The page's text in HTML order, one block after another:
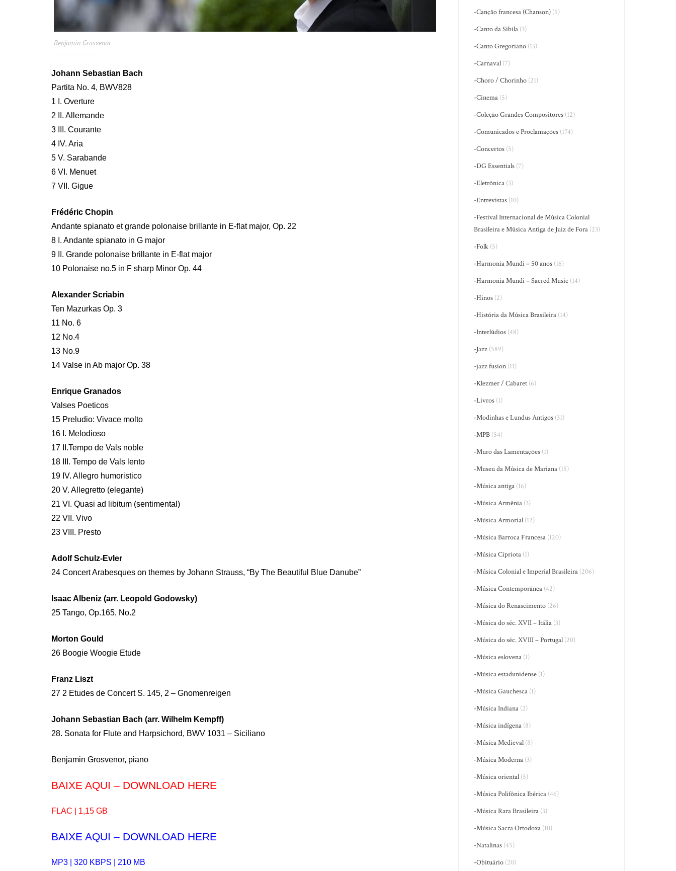
Benjamin Grosvenor
Johann Sebastian Bach
Partita No. 4, BWV828
1 I. Overture
2 II. Allemande
3 III. Courante
4 IV. Aria
5 V. Sarabande
6 VI. Menuet
7 VII. Gigue
Frédéric Chopin
Andante spianato et grande polonaise brillante in E-flat major, Op. 22
8 I. Andante spianato in G major
9 II. Grande polonaise brillante in E-flat major
10 Polonaise no.5 in F sharp Minor Op. 44
Alexander Scriabin
Ten Mazurkas Op. 3
11 No. 6
12 No.4
13 No.9
14 Valse in Ab major Op. 38
Enrique Granados
Valses Poeticos
15 Preludio: Vivace molto
16 I. Melodioso
17 II.Tempo de Vals noble
18 III. Tempo de Vals lento
19 IV. Allegro humoristico
20 V. Allegretto (elegante)
21 VI. Quasi ad libitum (sentimental)
22 VII. Vivo
23 VIII. Presto
Adolf Schulz-Evler
24 Concert Arabesques on themes by Johann Strauss, “By The Beautiful Blue Danube”
Isaac Albeniz (arr. Leopold Godowsky)
25 Tango, Op.165, No.2
Morton Gould
26 Boogie Woogie Etude
Franz Liszt
27 2 Etudes de Concert S. 145, 2 – Gnomenreigen
Johann Sebastian Bach (arr. Wilhelm Kempff)
28. Sonata for Flute and Harpsichord, BWV 1031 – Siciliano
Benjamin Grosvenor, piano
BAIXE AQUI – DOWNLOAD HERE
FLAC | 1,15 GB
BAIXE AQUI – DOWNLOAD HERE
MP3 | 320 KBPS | 210 MB
-Canção francesa (Chanson) (5)
-Canto da Sibila (3)
-Canto Gregoriano (13)
-Carnaval (7)
-Choro / Chorinho (21)
-Cinema (5)
-Coleção Grandes Compositores (12)
-Comunicados e Proclamações (174)
-Concertos (5)
-DG Essentials (7)
-Eletrônica (3)
-Entrevistas (10)
-Festival Internacional de Música Colonial
Brasileira e Música Antiga de Juiz de Fora (23)
-Folk (5)
-Harmonia Mundi – 50 anos (16)
-Harmonia Mundi – Sacred Music (14)
-Hinos (2)
-História da Música Brasileira (14)
-Interlúdios (48)
-Jazz (589)
-jazz fusion (11)
-Klezmer / Cabaret (6)
-Livros (1)
-Modinhas e Lundus Antigos (31)
-MPB (54)
-Muro das Lamentações (1)
-Museu da Música de Mariana (15)
-Música antiga (16)
-Música Armênia (3)
-Música Armorial (12)
-Música Barroca Francesa (120)
-Música Cipriota (1)
-Música Colonial e Imperial Brasileira (206)
-Música Contemporânea (42)
-Música do Renascimento (26)
-Música do séc. XVII – Itália (3)
-Música do séc. XVIII – Portugal (20)
-Música eslovena (1)
-Música estadunidense (1)
-Música Gauchesca (1)
-Música Indiana (2)
-Música indígena (8)
-Música Medieval (8)
-Música Moderna (3)
-Música oriental (5)
-Música Polifônica Ibérica (46)
-Música Rara Brasileira (3)
-Música Sacra Ortodoxa (10)
-Natalinas (45)
-Obituário (20)